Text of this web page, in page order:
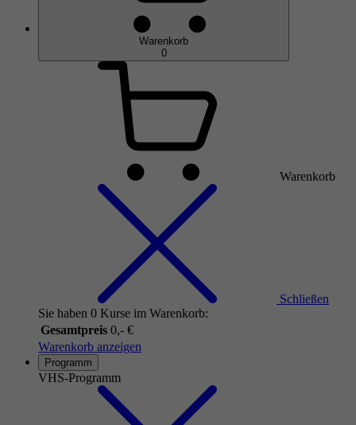
Warenkorb
0
Warenkorb
Schließen
Sie haben 0 Kurse im Warenkorb:
Gesamtpreis 0,- €
Warenkorb anzeigen
Programm
VHS-Programm